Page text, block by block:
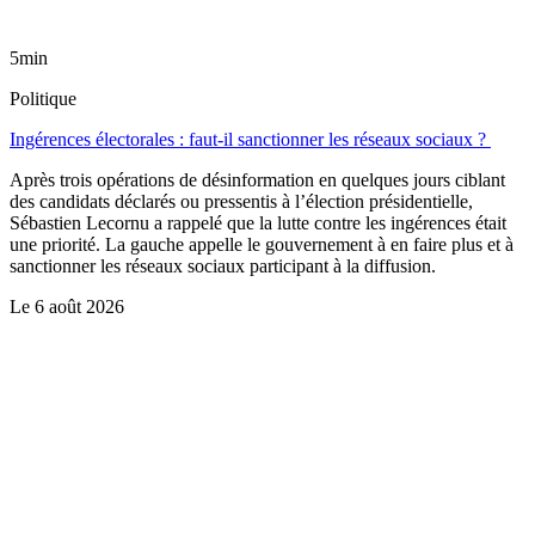
5min
Politique
Ingérences électorales : faut-il sanctionner les réseaux sociaux ?
Après trois opérations de désinformation en quelques jours ciblant
des candidats déclarés ou pressentis à l’élection présidentielle,
Sébastien Lecornu a rappelé que la lutte contre les ingérences était
une priorité. La gauche appelle le gouvernement à en faire plus et à
sanctionner les réseaux sociaux participant à la diffusion.
Le 6 août 2026